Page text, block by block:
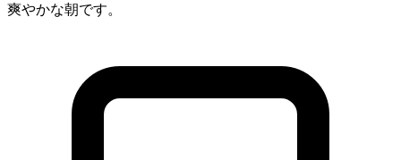
爽やかな朝です。